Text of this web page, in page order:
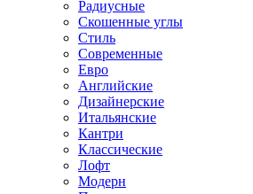
Радиусные
Скошенные углы
Стиль
Современные
Евро
Английские
Дизайнерские
Итальянские
Кантри
Классические
Лофт
Модерн